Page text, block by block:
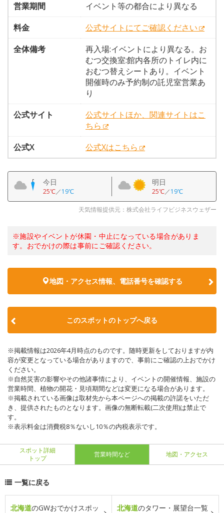
営業期間
イベント等の都合により異なる
料金
公式サイトにてご確認ください
全体備考
再入場:イベントにより異なる。お
むつ交換室:館内各所のトイレ内に
おむつ替えシートあり。イベント
開催時のみ予約制の託児室営業あ
り
公式サイト
公式サイトほか、関連サイトはこ
ちら
公式X
公式Xはこちら
今日
25℃／19℃
明日
25℃／19℃
天気情報提供元：株式会社ライフビジネスウェザー
※施設やイベントが休園・中止になっている場合がありま
す。おでかけの際は事前にご確認ください。
地図・アクセス情報、電話番号を確認する
このスポットのトップへ戻る
※掲載情報は2026年4月時点のものです。随時更新をしておりますが内
容が変更となっている場合がありますので、事前にご確認の上おでかけ
ください。
※自然災害の影響やその他諸事情により、イベントの開催情報、施設の
営業時間、植物の開花・見頃期間などは変更になる場合があります。
※掲載されている画像は取材先から本ページへの掲載の許諾をいただ
き、提供されたものとなります。画像の無断転載(二次使用)は禁止で
す。
※表示料金は消費税8％ないし10％の内税表示です。
スポット詳細
トップ
営業時間など 地図・アクセス
一覧に戻る
北海道のGWおでかけスポッ
北海道のタワー・展望台一覧